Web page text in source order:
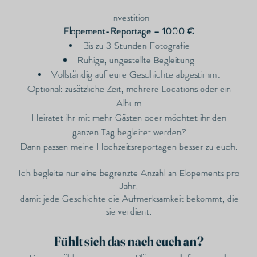
Investition
Elopement-Reportage – 1000 €
Bis zu 3 Stunden Fotografie
Ruhige, ungestellte Begleitung
Vollständig auf eure Geschichte abgestimmt
Optional: zusätzliche Zeit, mehrere Locations oder ein
Album
Heiratet ihr mit mehr Gästen oder möchtet ihr den
ganzen Tag begleitet werden?
Dann passen meine Hochzeitsreportagen besser zu euch.
Ich begleite nur eine begrenzte Anzahl an Elopements pro
Jahr,
damit jede Geschichte die Aufmerksamkeit bekommt, die
sie verdient.
Fühlt sich das nach euch an?